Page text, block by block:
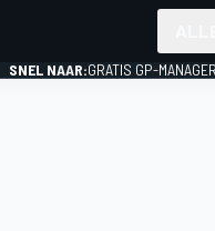
SNEL NAAR:GRATIS GP-